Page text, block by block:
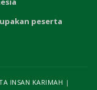
peserta
INSAN KARIMAH |